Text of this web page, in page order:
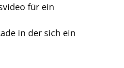
für ein
in der sich ein